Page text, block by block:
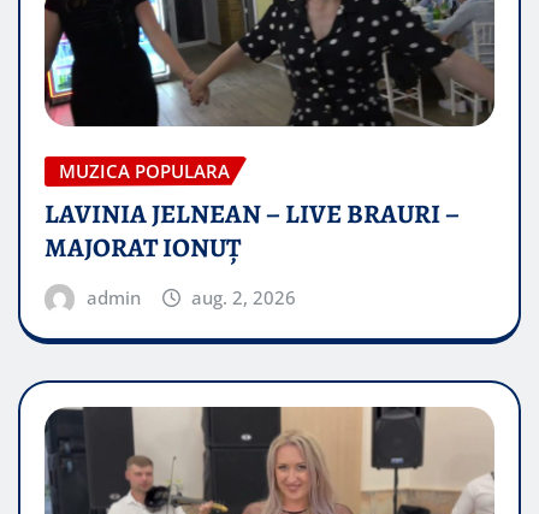
MUZICA POPULARA
LAVINIA JELNEAN – LIVE BRAURI –
MAJORAT IONUŢ
admin aug. 2, 2026